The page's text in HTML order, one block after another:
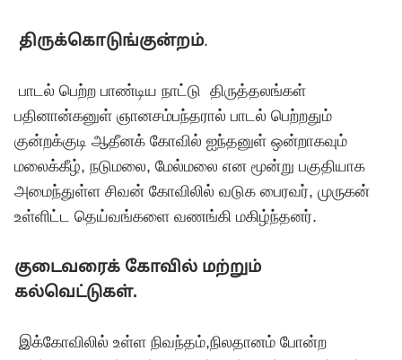
திருக்கொடுங்குன்றம்.
பாடல் பெற்ற பாண்டிய நாட்டு திருத்தலங்கள்
பதினான்கனுள் ஞானசம்பந்தரால் பாடல் பெற்றதும்
குன்றக்குடி ஆதீனக் கோவில் ஐந்தனுள் ஒன்றாகவும்
மலைக்கீழ், நடுமலை, மேல்மலை என மூன்று பகுதியாக
அமைந்துள்ள சிவன் கோவிலில் வடுக பைரவர், முருகன்
உள்ளிட்ட தெய்வங்களை வணங்கி மகிழ்ந்தனர்.
குடைவரைக் கோவில் மற்றும்
கல்வெட்டுகள்.
இக்கோவிலில் உள்ள நிவந்தம்,நிலதானம் போன்ற